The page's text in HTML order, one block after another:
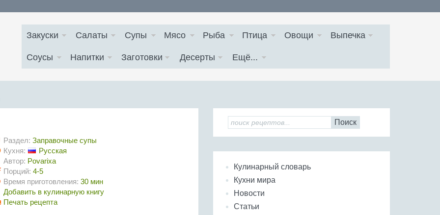
Закуски Салаты Супы Мясо Рыба Птица Овощи Выпечка
Соусы Напитки Заготовки Десерты Ещё...
Раздел: Заправочные супы
Кухня:
Русская
Автор: Povarixa
Порций: 4-5
Время приготовления: 30 мин
Добавить в кулинарную книгу
Печать рецепта
Поиск
Кулинарный словарь
Кухни мира
Новости
Статьи